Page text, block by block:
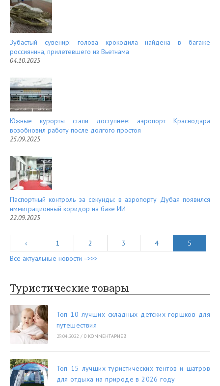
Зубастый сувенир: голова крокодила найдена в багаже
россиянина, прилетевшего из Вьетнама
04.10.2025
Южные курорты стали доступнее: аэропорт Краснодара
возобновил работу после долгого простоя
25.09.2025
Паспортный контроль за секунды: в аэропорту Дубая появился
иммиграционный коридор на базе ИИ
22.09.2025
‹ 1 2 3 4
5
Все актуальные новости =>>>
Туристические товары
Топ 10 лучших складных детских горшков для
путешествия
29.04.2022 / 0 КОММЕНТАРИЕВ
Топ 15 лучших туристических тентов и шатров
для отдыха на природе в 2026 году